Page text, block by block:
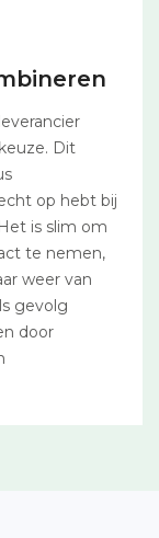
Dit
op hebt bij
is slim om
te nemen,
weer van
gevolg
door